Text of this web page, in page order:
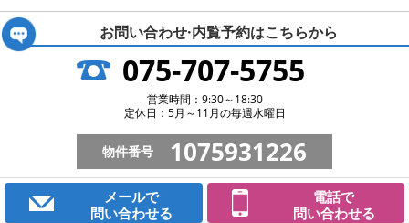
お問い合わせ·内覧予約はこちらから
075-707-5755
営業時間：9:30～18:30
定休日：5月～11月の毎週水曜日
物件番号 1075931226
メールで
問い合わせる
電話で
問い合わせる